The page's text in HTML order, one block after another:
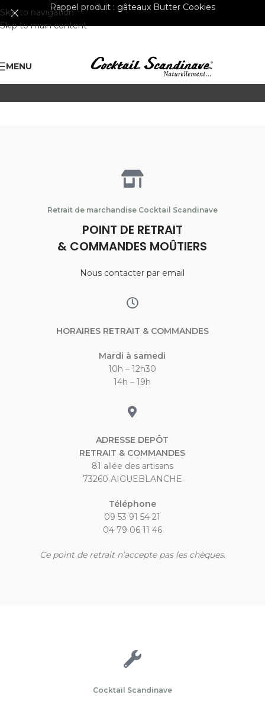
Skip to navigation
Skip to main content
Rappel produit : gâteaux Butter Cookies
MENU
Retrait de marchandise Cocktail Scandinave
POINT DE RETRAIT
& COMMANDES MOÛTIERS
Nous contacter par email
HORAIRES RETRAIT & COMMANDES
Mardi à samedi
10h – 12h30
14h – 19h
ADRESSE DEPÔT
RETRAIT & COMMANDES
81 allée des artisans
73260 AIGUEBLANCHE
Téléphone
09 53 91 54 21
04 79 06 11 46
Ce point de retrait n’accepte pas les chèques.
Cocktail Scandinave